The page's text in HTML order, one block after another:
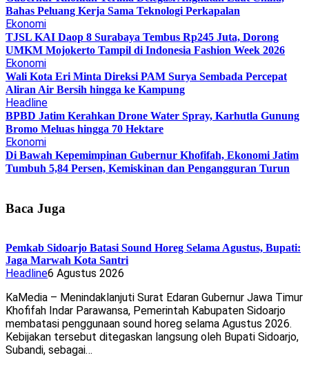
Bahas Peluang Kerja Sama Teknologi Perkapalan
Ekonomi
TJSL KAI Daop 8 Surabaya Tembus Rp245 Juta, Dorong
UMKM Mojokerto Tampil di Indonesia Fashion Week 2026
Ekonomi
Wali Kota Eri Minta Direksi PAM Surya Sembada Percepat
Aliran Air Bersih hingga ke Kampung
Headline
BPBD Jatim Kerahkan Drone Water Spray, Karhutla Gunung
Bromo Meluas hingga 70 Hektare
Ekonomi
Di Bawah Kepemimpinan Gubernur Khofifah, Ekonomi Jatim
Tumbuh 5,84 Persen, Kemiskinan dan Pengangguran Turun
Baca Juga
Pemkab Sidoarjo Batasi Sound Horeg Selama Agustus, Bupati:
Jaga Marwah Kota Santri
Headline6 Agustus 2026
KaMedia – Menindaklanjuti Surat Edaran Gubernur Jawa Timur
Khofifah Indar Parawansa, Pemerintah Kabupaten Sidoarjo
membatasi penggunaan sound horeg selama Agustus 2026.
Kebijakan tersebut ditegaskan langsung oleh Bupati Sidoarjo,
Subandi, sebagai…